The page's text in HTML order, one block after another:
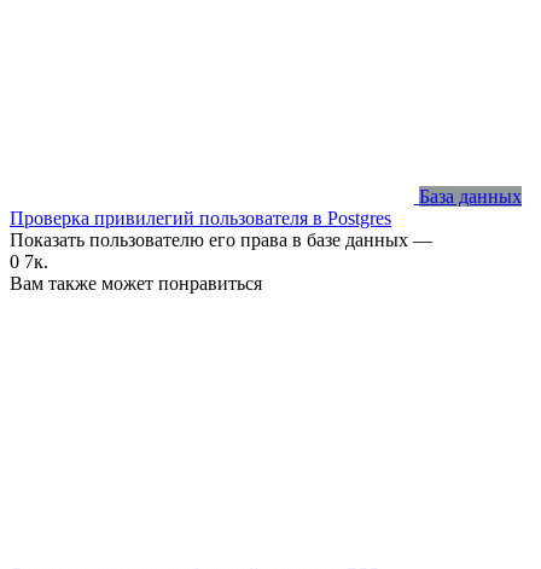
База данных
Проверка привилегий пользователя в Postgres
Показать пользователю его права в базе данных —
0 7к.
Вам также может понравиться